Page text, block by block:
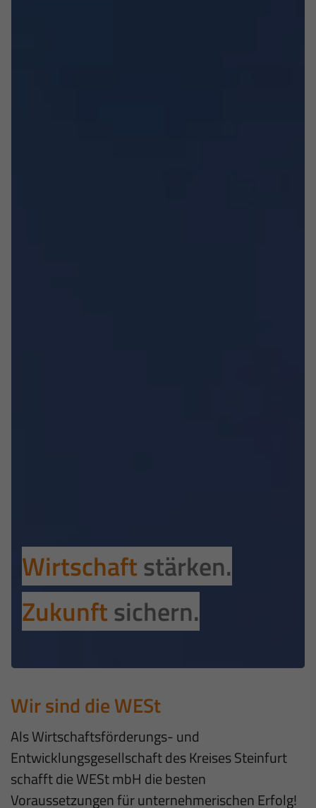
Wirtschaftstärken.
Zukunftsichern.
Wir sind die WESt
Als Wirtschaftsförderungs- und
Entwicklungsgesellschaft des Kreises Steinfurt
schafft die WESt mbH die besten
Voraussetzungen für unternehmerischen Erfolg!